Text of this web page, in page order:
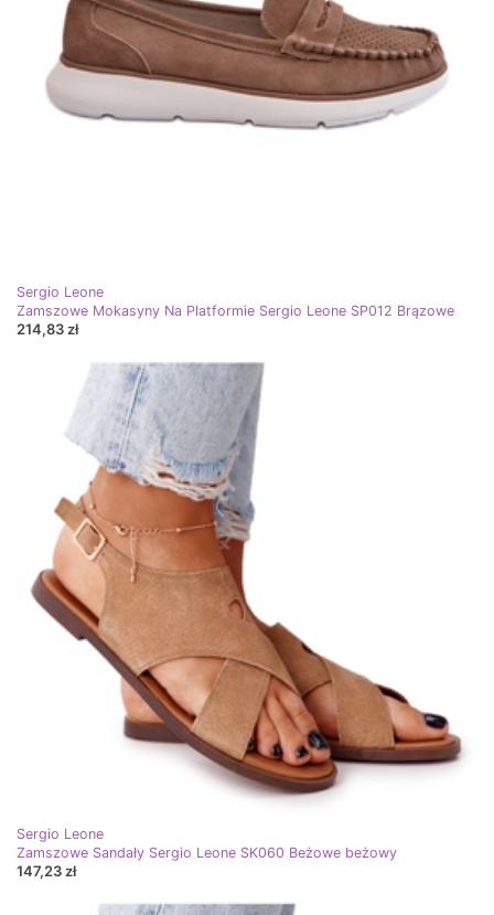
Sergio Leone
Zamszowe Mokasyny Na Platformie Sergio Leone SP012 Brązowe
214,83 zł
Sergio Leone
Zamszowe Sandały Sergio Leone SK060 Beżowe beżowy
147,23 zł